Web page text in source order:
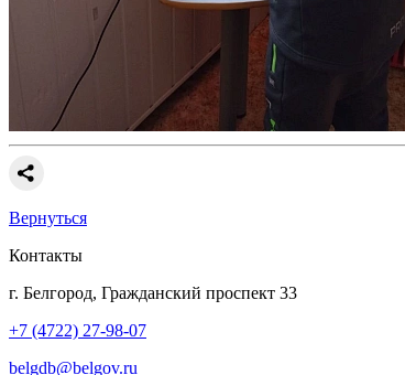
Вернуться
Контакты
г. Белгород, Гражданский проспект 33
+7 (4722) 27-98-07
belgdb@belgov.ru